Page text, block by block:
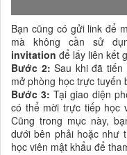
Bạn cũng có gửi link để
mà không cần sử
invitation để lấy liên kết
Bước 2: Sau khi đã
mở phòng học trực tuyến
Bước 3: Tại giao diện
có thể mời trực tiếp học
Cũng trong mục này,
dưới bên phải hoặc như
học viên mật khẩu để